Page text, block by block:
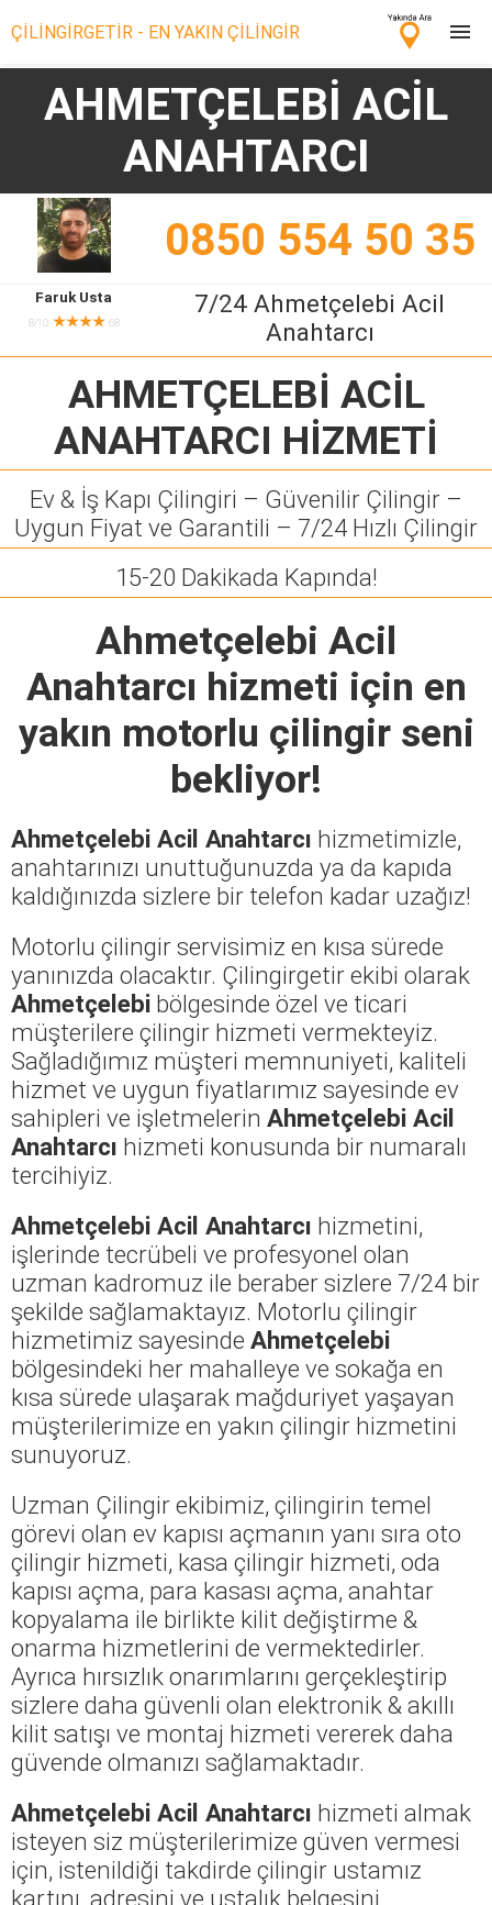
ÇİLİNGİRGETİR - EN YAKIN ÇİLİNGİR
Çilingir Ara
Çilingir misin? Bize Katıl!
AHMETÇELEBİ ACİL
ANAHTARCI
0850 554 50 35
Faruk Usta
8/10 ★★★★ 68
7/24 Ahmetçelebi Acil
Anahtarcı
AHMETÇELEBİ ACİL
ANAHTARCI HİZMETİ
Ev & İş Kapı Çilingiri – Güvenilir Çilingir –
Uygun Fiyat ve Garantili – 7/24 Hızlı Çilingir
15-20 Dakikada Kapında!
Ahmetçelebi Acil
Anahtarcı hizmeti için en
yakın motorlu çilingir seni
bekliyor!
Ahmetçelebi Acil Anahtarcı hizmetimizle,
anahtarınızı unuttuğunuzda ya da kapıda
kaldığınızda sizlere bir telefon kadar uzağız!
Motorlu çilingir servisimiz en kısa sürede
yanınızda olacaktır. Çilingirgetir ekibi olarak
Ahmetçelebi bölgesinde özel ve ticari
müşterilere çilingir hizmeti vermekteyiz.
Sağladığımız müşteri memnuniyeti, kaliteli
hizmet ve uygun fiyatlarımız sayesinde ev
sahipleri ve işletmelerin Ahmetçelebi Acil
Anahtarcı hizmeti konusunda bir numaralı
tercihiyiz.
Ahmetçelebi Acil Anahtarcı hizmetini,
işlerinde tecrübeli ve profesyonel olan
uzman kadromuz ile beraber sizlere 7/24 bir
şekilde sağlamaktayız. Motorlu çilingir
hizmetimiz sayesinde Ahmetçelebi
bölgesindeki her mahalleye ve sokağa en
kısa sürede ulaşarak mağduriyet yaşayan
müşterilerimize en yakın çilingir hizmetini
sunuyoruz.
Uzman Çilingir ekibimiz, çilingirin temel
görevi olan ev kapısı açmanın yanı sıra oto
çilingir hizmeti, kasa çilingir hizmeti, oda
kapısı açma, para kasası açma, anahtar
kopyalama ile birlikte kilit değiştirme &
onarma hizmetlerini de vermektedirler.
Ayrıca hırsızlık onarımlarını gerçekleştirip
sizlere daha güvenli olan elektronik & akıllı
kilit satışı ve montaj hizmeti vererek daha
güvende olmanızı sağlamaktadır.
Ahmetçelebi Acil Anahtarcı hizmeti almak
isteyen siz müşterilerimize güven vermesi
için, istenildiği takdirde çilingir ustamız
kartını, adresini ve ustalık belgesini